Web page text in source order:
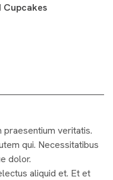
Cupcakes
praesentium veritatis.
qui. Necessitatibus
dolor.
aliquid et. Et et